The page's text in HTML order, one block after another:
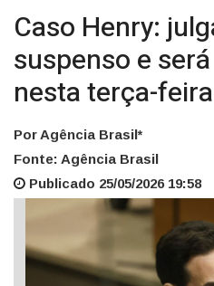
Caso Henry:
suspenso e
nesta terça-feira
Por Agência Brasil*
Fonte: Agência Brasil
Publicado 25/05/2026 19:58